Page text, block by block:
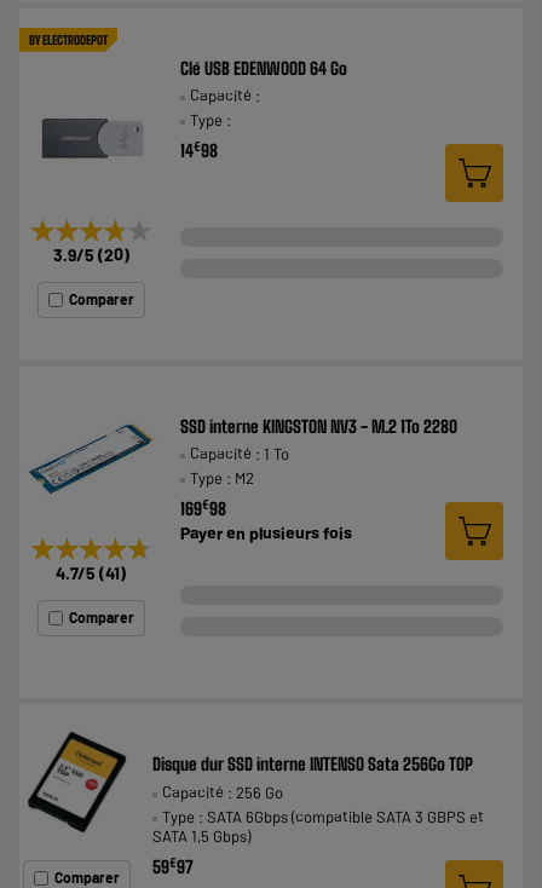
BY ELECTRODEPOT
★★★★★
★★★★★
3.9/5 (20)
Comparer
Clé USB EDENWOOD 64 Go
Capacité :
Type :
14€98
★★★★★
★★★★★
4.7/5 (41)
Comparer
SSD interne KINGSTON NV3 - M.2 1To 2280
Capacité : 1 To
Type : M2
169€98
Payer en plusieurs fois
Comparer
Disque dur SSD interne INTENSO Sata 256Go TOP
Capacité : 256 Go
Type : SATA 6Gbps (compatible SATA 3 GBPS et
SATA 1,5 Gbps)
59€97